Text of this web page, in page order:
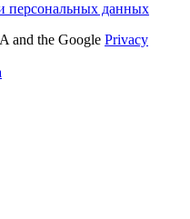
персональных данных
and the Google Privacy